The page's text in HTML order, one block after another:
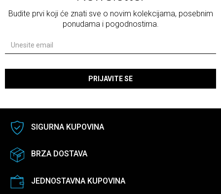
Budite prvi koji će znati sve o novim kolekcijama, posebnim
ponudama i pogodnostima.
PRIJAVITE SE
SIGURNA KUPOVINA
BRZA DOSTAVA
JEDNOSTAVNA KUPOVINA